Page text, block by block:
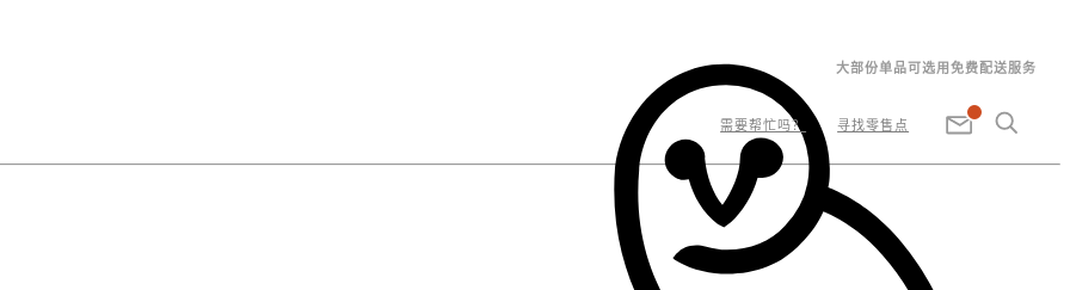
大部份单品可选用免费配送服务
需要帮忙吗？ 寻找零售点